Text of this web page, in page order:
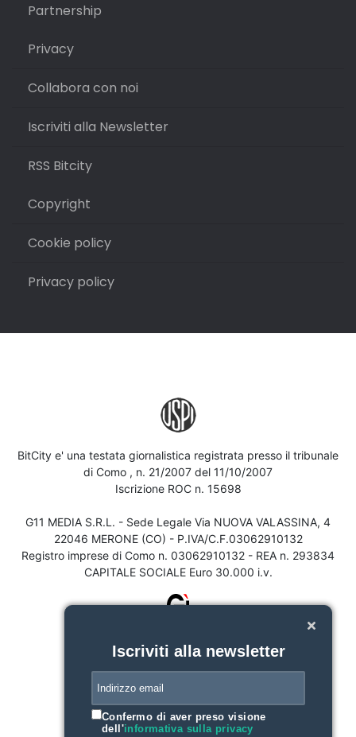
Partnership
Privacy
Collabora con noi
Iscriviti alla Newsletter
RSS Bitcity
Copyright
Cookie policy
Privacy policy
BitCity e' una testata giornalistica registrata presso il tribunale
di Como , n. 21/2007 del 11/10/2007
Iscrizione ROC n. 15698
G11 MEDIA S.R.L. - Sede Legale Via NUOVA VALASSINA, 4
22046 MERONE (CO) - P.IVA/C.F.03062910132
Registro imprese di Como n. 03062910132 - REA n. 293834
CAPITALE SOCIALE Euro 30.000 i.v.
Iscriviti alla newsletter
Confermo di aver preso visione
dell'informativa sulla privacy